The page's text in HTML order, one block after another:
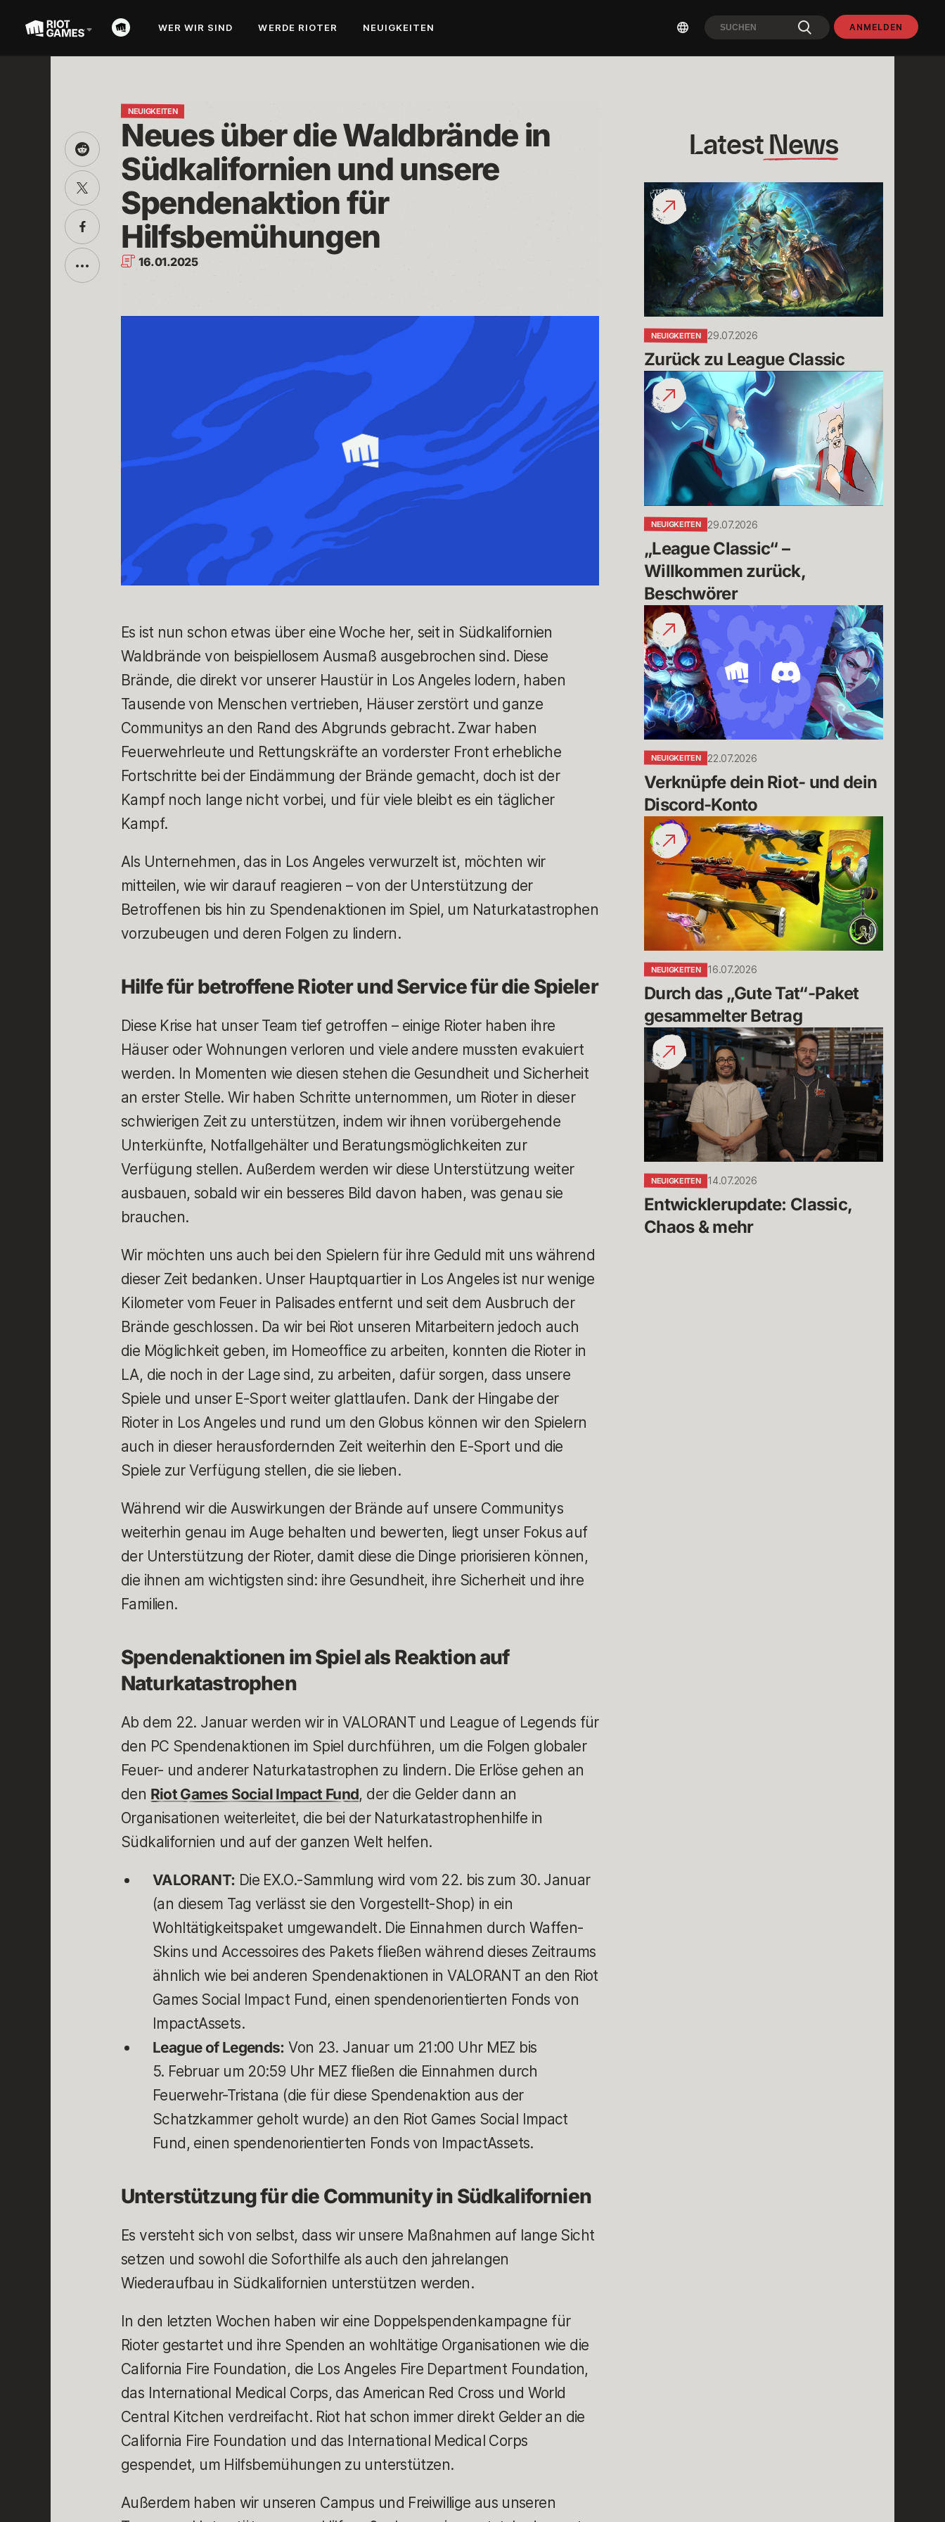
WER WIR SIND WERDE RIOTER NEUIGKEITEN ANMELDEN
NEUIGKEITEN
Neues über die Waldbrände in
Südkalifornien und unsere
Spendenaktion für
Hilfsbemühungen
16.01.2025
Share
this
on
Reddit
Über
Twitter
teilen
Über
Facebook
teilen
Toggle
additional
Es ist nun schon etwas über eine Woche her, seit in Südkalifornien
Waldbrände von beispiellosem Ausmaß ausgebrochen sind. Diese
Brände, die direkt vor unserer Haustür in Los Angeles lodern, haben
Tausende von Menschen vertrieben, Häuser zerstört und ganze
Communitys an den Rand des Abgrunds gebracht. Zwar haben
Feuerwehrleute und Rettungskräfte an vorderster Front erhebliche
Fortschritte bei der Eindämmung der Brände gemacht, doch ist der
Kampf noch lange nicht vorbei, und für viele bleibt es ein täglicher
Kampf.
Als Unternehmen, das in Los Angeles verwurzelt ist, möchten wir
mitteilen, wie wir darauf reagieren – von der Unterstützung der
Betroffenen bis hin zu Spendenaktionen im Spiel, um Naturkatastrophen
vorzubeugen und deren Folgen zu lindern.
Hilfe für betroffene Rioter und Service für die Spieler
Diese Krise hat unser Team tief getroffen – einige Rioter haben ihre
Häuser oder Wohnungen verloren und viele andere mussten evakuiert
werden. In Momenten wie diesen stehen die Gesundheit und Sicherheit
an erster Stelle. Wir haben Schritte unternommen, um Rioter in dieser
schwierigen Zeit zu unterstützen, indem wir ihnen vorübergehende
Unterkünfte, Notfallgehälter und Beratungsmöglichkeiten zur
Verfügung stellen. Außerdem werden wir diese Unterstützung weiter
ausbauen, sobald wir ein besseres Bild davon haben, was genau sie
brauchen.
Wir möchten uns auch bei den Spielern für ihre Geduld mit uns während
dieser Zeit bedanken. Unser Hauptquartier in Los Angeles ist nur wenige
Kilometer vom Feuer in Palisades entfernt und seit dem Ausbruch der
Brände geschlossen. Da wir bei Riot unseren Mitarbeitern jedoch auch
die Möglichkeit geben, im Homeoffice zu arbeiten, konnten die Rioter in
LA, die noch in der Lage sind, zu arbeiten, dafür sorgen, dass unsere
Spiele und unser E-Sport weiter glattlaufen. Dank der Hingabe der
Rioter in Los Angeles und rund um den Globus können wir den Spielern
auch in dieser herausfordernden Zeit weiterhin den E-Sport und die
Spiele zur Verfügung stellen, die sie lieben.
Während wir die Auswirkungen der Brände auf unsere Communitys
weiterhin genau im Auge behalten und bewerten, liegt unser Fokus auf
der Unterstützung der Rioter, damit diese die Dinge priorisieren können,
die ihnen am wichtigsten sind: ihre Gesundheit, ihre Sicherheit und ihre
Familien.
Spendenaktionen im Spiel als Reaktion auf
Naturkatastrophen
Ab dem 22. Januar werden wir in VALORANT und League of Legends für
den PC Spendenaktionen im Spiel durchführen, um die Folgen globaler
Feuer- und anderer Naturkatastrophen zu lindern. Die Erlöse gehen an
den Riot Games Social Impact Fund, der die Gelder dann an
Organisationen weiterleitet, die bei der Naturkatastrophenhilfe in
Südkalifornien und auf der ganzen Welt helfen.
VALORANT: Die EX.O.-Sammlung wird vom 22. bis zum 30. Januar
(an diesem Tag verlässt sie den Vorgestellt-Shop) in ein
Wohltätigkeitspaket umgewandelt. Die Einnahmen durch Waffen-
Skins und Accessoires des Pakets fließen während dieses Zeitraums
ähnlich wie bei anderen Spendenaktionen in VALORANT an den Riot
Games Social Impact Fund, einen spendenorientierten Fonds von
ImpactAssets.
League of Legends: Von 23. Januar um 21:00 Uhr MEZ bis
5. Februar um 20:59 Uhr MEZ fließen die Einnahmen durch
Feuerwehr-Tristana (die für diese Spendenaktion aus der
Schatzkammer geholt wurde) an den Riot Games Social Impact
Fund, einen spendenorientierten Fonds von ImpactAssets.
Unterstützung für die Community in Südkalifornien
Es versteht sich von selbst, dass wir unsere Maßnahmen auf lange Sicht
setzen und sowohl die Soforthilfe als auch den jahrelangen
Wiederaufbau in Südkalifornien unterstützen werden.
In den letzten Wochen haben wir eine Doppelspendenkampagne für
Rioter gestartet und ihre Spenden an wohltätige Organisationen wie die
California Fire Foundation, die Los Angeles Fire Department Foundation,
das International Medical Corps, das American Red Cross und World
Central Kitchen verdreifacht. Riot hat schon immer direkt Gelder an die
California Fire Foundation und das International Medical Corps
gespendet, um Hilfsbemühungen zu unterstützen.
Außerdem haben wir unseren Campus und Freiwillige aus unseren
Latest News
Zurück
zu
League
Classic
NEUIGKEITEN 29.07.2026
Zurück zu League Classic
„League
Classic“
Willkommen
zurück,
Beschwörer
NEUIGKEITEN 29.07.2026
„League Classic“ –
Willkommen zurück,
Beschwörer
Verknüpfe
dein
Riot-
und
dein
Discord-
Konto
NEUIGKEITEN 22.07.2026
Verknüpfe dein Riot- und dein
Discord-Konto
Durch
das
„Gute
Paket
gesammelter
Betrag
NEUIGKEITEN 16.07.2026
Durch das „Gute Tat“-Paket
gesammelter Betrag
Entwicklerupdate:
Classic,
Chaos
&
mehr
NEUIGKEITEN 14.07.2026
Entwicklerupdate: Classic,
Chaos & mehr